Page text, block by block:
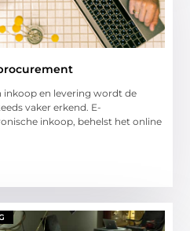
inkoop en levering wordt de
vaker erkend. E-
inkoop, behelst het online